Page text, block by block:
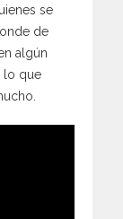
se
de
algún
lo que